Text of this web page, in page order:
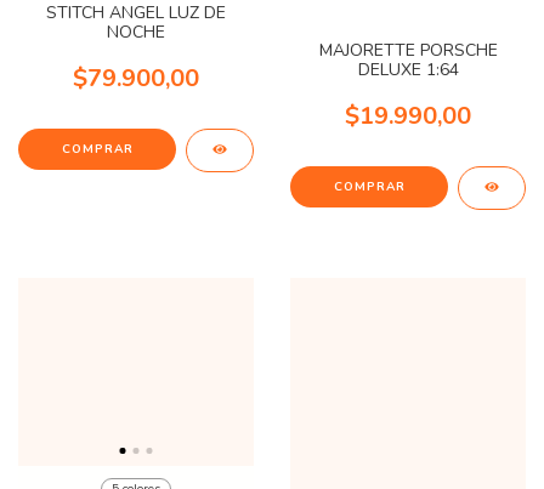
STITCH ANGEL LUZ DE
NOCHE
$79.900,00
MAJORETTE PORSCHE
DELUXE 1:64
$19.990,00
COMPRAR